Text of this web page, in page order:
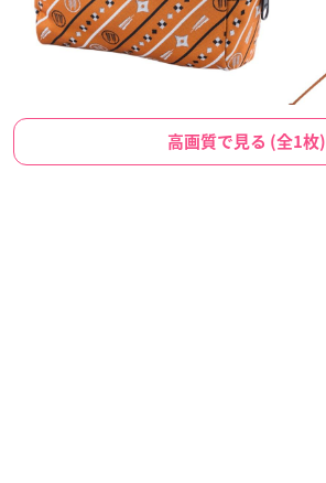
高画質で見る (全1枚)